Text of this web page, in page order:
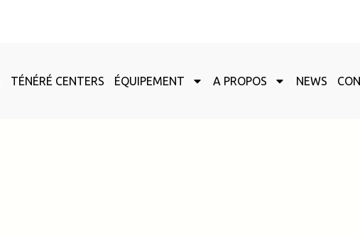
TÉNÉRÉ CENTERS ÉQUIPEMENT A PROPOS NEWS